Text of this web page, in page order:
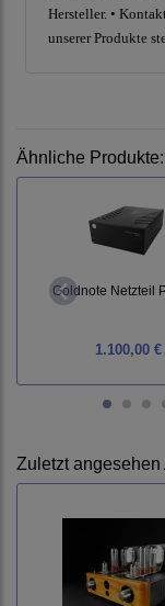
Hersteller. •
unserer Produkte
Ähnliche Produkte:
Goldnote Netzteil
1.100,00 €
Zuletzt angesehen